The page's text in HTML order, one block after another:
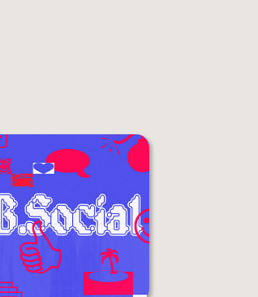
Hay plazas
disponibles.